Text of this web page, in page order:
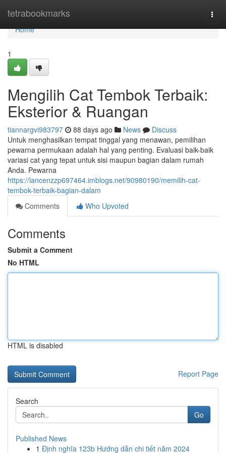
tetrabookmarks
Home
Home
1
Mengilih Cat Tembok Terbaik:
Eksterior & Ruangan
tiannargvi983797 88 days ago News
Discuss
Untuk menghasilkan tempat tinggal yang menawan, pemilihan
pewarna permukaan adalah hal yang penting. Evaluasi baik-baik
variasi cat yang tepat untuk sisi maupun bagian dalam rumah
Anda. Pewarna
https://lancenzzp697464.imblogs.net/90980190/memilih-cat-
tembok-terbaik-bagian-dalam
Comments
Who Upvoted
Comments
Submit a Comment
No HTML
HTML is disabled
Report Page
Search
Go
Published News
1 Định nghĩa 123b Hướng dẫn chi tiết năm 2024